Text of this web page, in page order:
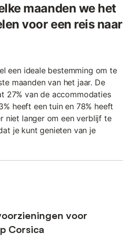
maanden we het
voor een reis naar
een ideale bestemming om te
maanden van het jaar. De
27% van de accommodaties
heeft een tuin en 78% heeft
niet langer om een verblijf te
je kunt genieten van je
voor
Corsica